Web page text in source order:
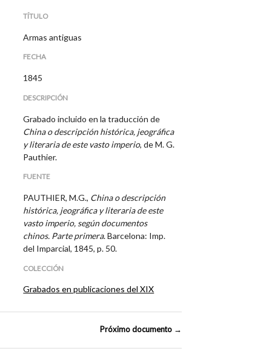
TÍTULO
Armas antiguas
FECHA
1845
DESCRIPCIÓN
Grabado incluido en la traducción de
China o descripción histórica, jeográfica
y literaria de este vasto imperio, de M. G.
Pauthier.
FUENTE
PAUTHIER, M.G., China o descripción
histórica, jeográfica y literaria de este
vasto imperio, según documentos
chinos. Parte primera. Barcelona: Imp.
del Imparcial, 1845, p. 50.
COLECCIÓN
Grabados en publicaciones del XIX
Próximo documento →